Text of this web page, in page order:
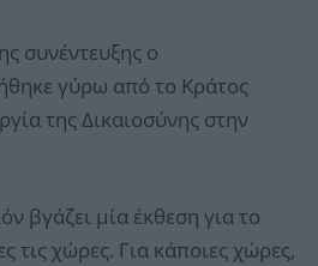
συνέντευξης ο
γύρω από το Κράτος
της Δικαιοσύνης στην
βγάζει μία έκθεση για το
τις χώρες. Για κάποιες χώρες,